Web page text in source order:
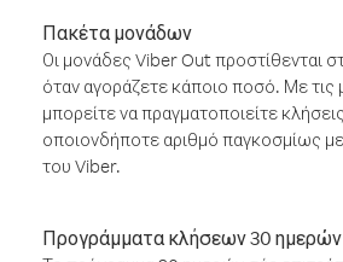
Πακέτα μονάδων
Οι μονάδες Viber Out προστίθενται
όταν αγοράζετε κάποιο ποσό. Με τις
μπορείτε να πραγματοποιείτε
οποιονδήποτε αριθμό παγκοσμίως με
του Viber.
Προγράμματα κλήσεων 30 ημερών